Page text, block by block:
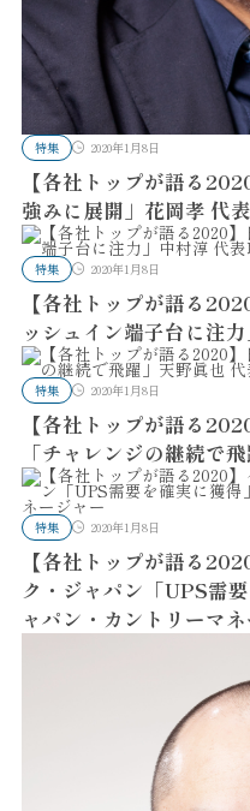
特集 2020年1月8日
【各社トップが語る
強みに展開」花岡孝 代
特集 2020年1月8日
【各社トップが語る
ッシュイン端子台に注
特集 2020年1月8日
【各社トップが語る
「チャレンジの継続で
特集 2020年1月8日
【各社トップが語る
ク・ジャパン「UPS需
ャパン・カントリーマ